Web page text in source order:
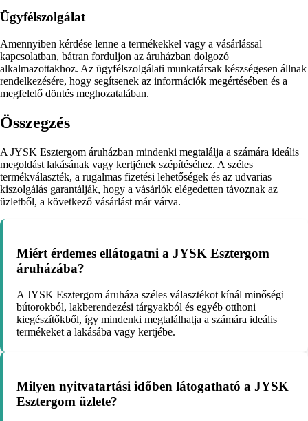
Ügyfélszolgálat
Amennyiben kérdése lenne a termékekkel vagy a vásárlással
kapcsolatban, bátran forduljon az áruházban dolgozó
alkalmazottakhoz. Az ügyfélszolgálati munkatársak készségesen állnak
rendelkezésére, hogy segítsenek az információk megértésében és a
megfelelő döntés meghozatalában.
Összegzés
A JYSK Esztergom áruházban mindenki megtalálja a számára ideális
megoldást lakásának vagy kertjének szépítéséhez. A széles
termékválaszték, a rugalmas fizetési lehetőségek és az udvarias
kiszolgálás garantálják, hogy a vásárlók elégedetten távoznak az
üzletből, a következő vásárlást már várva.
Miért érdemes ellátogatni a JYSK Esztergom
áruházába?
A JYSK Esztergom áruháza széles választékot kínál minőségi
bútorokból, lakberendezési tárgyakból és egyéb otthoni
kiegészítőkből, így mindenki megtalálhatja a számára ideális
termékeket a lakásába vagy kertjébe.
Milyen nyitvatartási időben látogatható a JYSK
Esztergom üzlete?